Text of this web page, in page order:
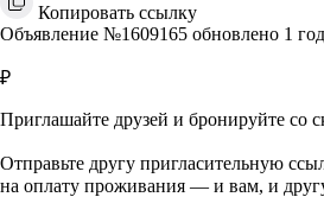
Копировать ссылку
Объявление №1609165 обновлено 1
₽
Приглашайте друзей и бронируйте со
Отправьте другу пригласительную
на оплату проживания — и вам, и